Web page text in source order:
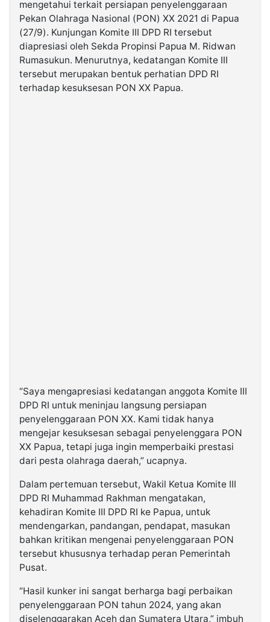
Kabarbaru.co
2026
Kabarbaru
mengetahui terkait persiapan penyelenggaraan
Pekan Olahraga Nasional (PON) XX 2021 di Papua
(27/9). Kunjungan Komite III DPD RI tersebut
diapresiasi oleh Sekda Propinsi Papua M. Ridwan
Rumasukun. Menurutnya, kedatangan Komite III
tersebut merupakan bentuk perhatian DPD RI
terhadap kesuksesan PON XX Papua.
“Saya mengapresiasi kedatangan anggota Komite III
DPD RI untuk meninjau langsung persiapan
penyelenggaraan PON XX. Kami tidak hanya
mengejar kesuksesan sebagai penyelenggara PON
XX Papua, tetapi juga ingin memperbaiki prestasi
dari pesta olahraga daerah,” ucapnya.
Dalam pertemuan tersebut, Wakil Ketua Komite III
DPD RI Muhammad Rakhman mengatakan,
kehadiran Komite III DPD RI ke Papua, untuk
mendengarkan, pandangan, pendapat, masukan
bahkan kritikan mengenai penyelenggaraan PON
tersebut khususnya terhadap peran Pemerintah
Pusat.
“Hasil kunker ini sangat berharga bagi perbaikan
penyelenggaraan PON tahun 2024, yang akan
diselenggarakan Aceh dan Sumatera Utara,” imbuh